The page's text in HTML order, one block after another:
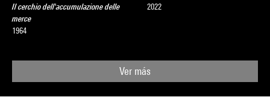
Il cerchio dell'accumulazione delle
merce
1964
2022
Ver más